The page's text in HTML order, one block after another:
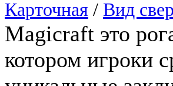
Карточная / Вид
Magicraft это
котором игроки